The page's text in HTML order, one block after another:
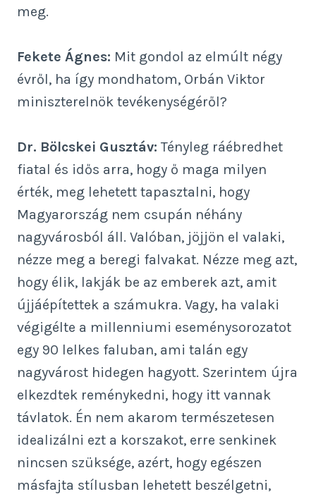
meg.
Fekete Ágnes: Mit gondol az elmúlt négy
évről, ha így mondhatom, Orbán Viktor
miniszterelnök tevékenységéről?
Dr. Bölcskei Gusztáv: Tényleg ráébredhet
fiatal és idős arra, hogy ő maga milyen
érték, meg lehetett tapasztalni, hogy
Magyarország nem csupán néhány
nagyvárosból áll. Valóban, jöjjön el valaki,
nézze meg a beregi falvakat. Nézze meg azt,
hogy élik, lakják be az emberek azt, amit
újjáépítettek a számukra. Vagy, ha valaki
végigélte a millenniumi eseménysorozatot
egy 90 lelkes faluban, ami talán egy
nagyvárost hidegen hagyott. Szerintem újra
elkezdtek reménykedni, hogy itt vannak
távlatok. Én nem akarom természetesen
idealizálni ezt a korszakot, erre senkinek
nincsen szüksége, azért, hogy egészen
másfajta stílusban lehetett beszélgetni,